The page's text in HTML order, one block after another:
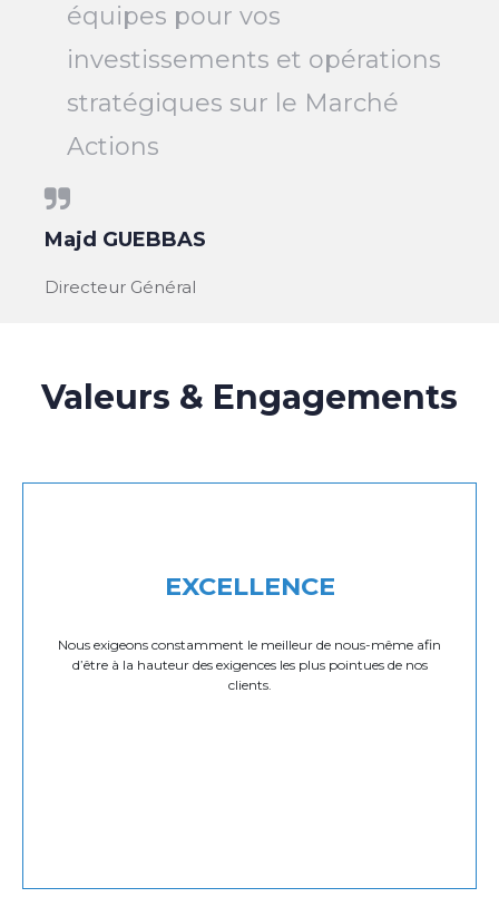
équipes pour vos
investissements et opérations
stratégiques sur le Marché
Actions
Majd GUEBBAS
Directeur Général
Valeurs & Engagements
EXCELLENCE
Nous exigeons constamment le meilleur de nous-même afin
d’être à la hauteur des exigences les plus pointues de nos
clients.